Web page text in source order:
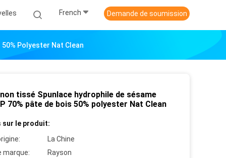
French Demande de soumission
Polyester Nat Clean
tissé Spunlace hydrophile de sésame
70% pâte de bois 50% polyester Nat Clean
sur le produit:
La Chine
marque:
Rayson